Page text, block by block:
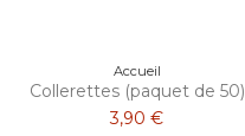
Accueil
Collerettes (paquet de 50)
3,90 €